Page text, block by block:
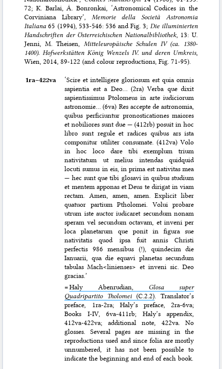
72; K. Barlai, Á. Bonronkai, ‘Astronomical Codices in the
Corviniana Library’, Memorie della Società Astronomia
Italiana 65 (1994), 533-546: 536 and Fig. 3; Die illuminierten
Handschriften der Österreichischen Nationalbibliothek, 13: U.
Jenni, M. Theisen, Mitteleuropäische Schulen IV (ca. 1380-
1400). Hofwerkstätten König Wenzels IV. und deren Umkreis,
Wien, 2014, 89-122 (and colour reproductions, Fig. 71-95).
1ra–⁠422va
‘Scire et intelligere gloriosum est quia omnis
sapientia est a Deo… (2ra) Verba que dixit
sapientissimus Ptolomeus in arte iudiciorum
astronomie… (6va) Res accepte de astronomia,
quibus perficiuntur pronosticationes maiores
et nobiliores sunt due — (412rb) posuit in hoc
libro sunt regule et radices quibus ars ista
componitur utiliter consumate. (412va) Volo
in hoc loco dare tibi exemplum trium
nativitatum ut melius intendas quidquid
locuti sumus in eis, in prima est nativitas mea
— hec sunt que tibi glosavi in quibus studium
et mentem apponas et Deus te dirigat in viam
rectam. Amen, amen, amen. Explicit liber
quatuor partium Ptholomei. Volui probare
utrum iste auctor iudicaret secundum nonam
speram vel secundum octavam, et inveni per
loca planetarum que ponit in figura sue
nativitatis quod ipsa fuit annis Christi
perfectis 986 mensibus (!), quindecim die
Ianuarii, qua die equavi planetas secundum
tabulas Mach<linienses> et inveni sic. Deo
gracias.’
=Haly Abenrudian, Glosa super
Quadripartito Tholomei (C.2.2). Translator’s
preface, 1ra-2ra; Haly’s preface, 2ra-6va;
Books I-IV, 6va-411rb; Haly’s appendix,
412va-422va; additional note, 422va. No
glosses. Several pages are missing in the
reproductions used and since folia are mostly
unnumbered, it has not been possible to
indicate the beginning and end of each book.